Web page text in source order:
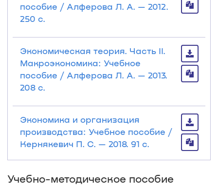
пособие / Алферова Л. А. — 2012.
250 с.
Экономическая теория. Часть II.
Макроэкономика: Учебное
пособие / Алферова Л. А. — 2013.
208 с.
Экономика и организация
производства: Учебное пособие /
Кернякевич П. С. — 2018. 91 с.
Учебно-методическое пособие